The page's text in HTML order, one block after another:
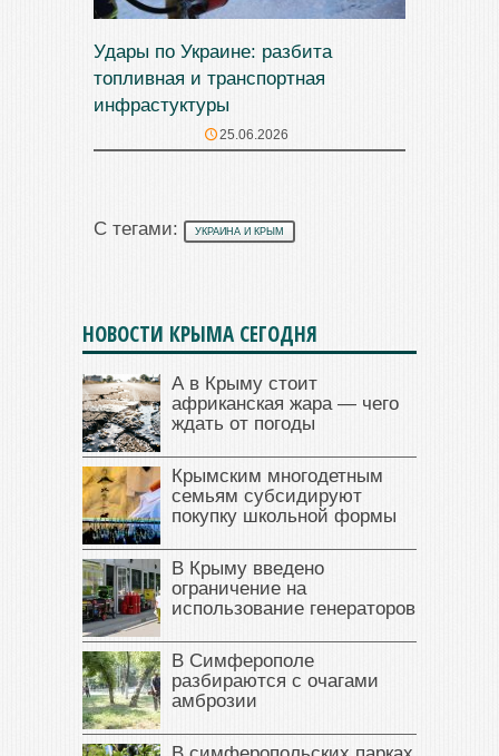
Удары по Украине: разбита
топливная и транспортная
инфрастуктуры
25.06.2026
С тегами: УКРАИНА И КРЫМ
НОВОСТИ КРЫМА СЕГОДНЯ
А в Крыму стоит
африканская жара — чего
ждать от погоды
Крымским многодетным
семьям субсидируют
покупку школьной формы
В Крыму введено
ограничение на
использование генераторов
В Симферополе
разбираются с очагами
амброзии